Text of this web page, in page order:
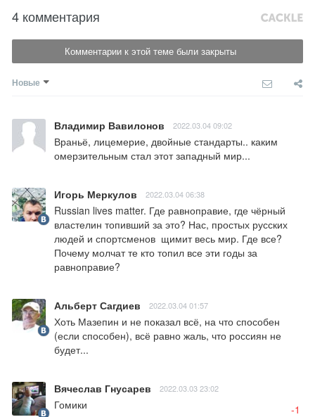
4 комментария
Комментарии к этой теме были закрыты
Новые
Владимир Вавилонов 2022.03.04 09:02
Враньё, лицемерие, двойные стандарты.. каким
омерзительным стал этот западный мир...
Игорь Меркулов 2022.03.04 06:38
Russian lives matter. Где равноправие, где чёрный
властелин топивший за это? Нас, простых русских
людей и спортсменов  щимит весь мир. Где все?
Почему молчат те кто топил все эти годы за
равноправие?
Альберт Сагдиев 2022.03.04 01:57
Хоть Мазепин и не показал всё, на что способен
(если способен), всё равно жаль, что россиян не
будет...
Вячеслав Гнусарев 2022.03.03 23:02
Гомики -1